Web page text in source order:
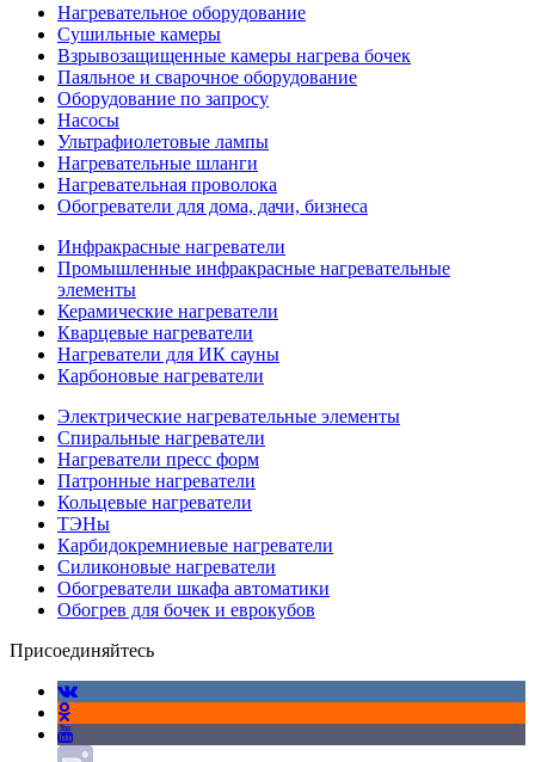
Нагревательное оборудование
Сушильные камеры
Взрывозащищенные камеры нагрева бочек
Паяльное и сварочное оборудование
Оборудование по запросу
Насосы
Ультрафиолетовые лампы
Нагревательные шланги
Нагревательная проволока
Обогреватели для дома, дачи, бизнеса
Инфракрасные нагреватели
Промышленные инфракрасные нагревательные
элементы
Керамические нагреватели
Кварцевые нагреватели
Нагреватели для ИК сауны
Карбоновые нагреватели
Электрические нагревательные элементы
Спиральные нагреватели
Нагреватели пресс форм
Патронные нагреватели
Кольцевые нагреватели
ТЭНы
Карбидокремниевые нагреватели
Силиконовые нагреватели
Обогреватели шкафа автоматики
Обогрев для бочек и еврокубов
Присоединяйтесь